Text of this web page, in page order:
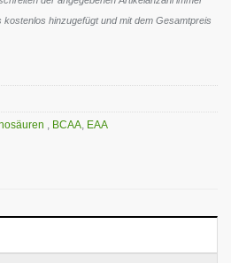
hinzugefügt und mit dem Gesamtpreis
BCAA EAA